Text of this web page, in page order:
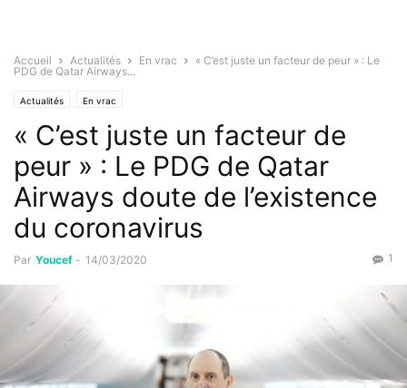
Accueil Actualités En vrac
« C’est juste un facteur de peur » : Le
PDG de Qatar Airways...
Actualités En vrac
« C’est juste un facteur de
peur » : Le PDG de Qatar
Airways doute de l’existence
du coronavirus
Par Youcef - 14/03/2020 1